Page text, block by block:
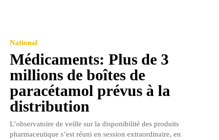
National
Médicaments: Plus de 3
millions de boîtes de
paracétamol prévus à la
distribution
L’observatoire de veille sur la disponibilité des produits
pharmaceutique s’est réuni en session extraordinaire, en